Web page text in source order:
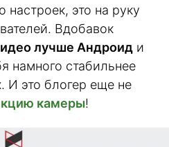
настроек, это на руку
Вдобавок
лучше Андроид и
намного стабильнее
И это блогер еще не
камеры!